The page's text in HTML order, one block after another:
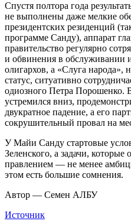
Спустя полтора года
не выполнены даже мелкие
президентских резиденций
программе Санду), аппарат
правительство регулярно
и обвинения в обслуживании
олигархов, а «Слуга
статус, ситуативно
одиозного Петра Порошенко.
устремился вниз,
двукратное падение, а его
сокрушительный провал на
У Майи Санду стартовые
Зеленского, а задачи, которые
правлением — не менее
этом есть большие сомнения.
Автор — Семен АЛБУ
Источник